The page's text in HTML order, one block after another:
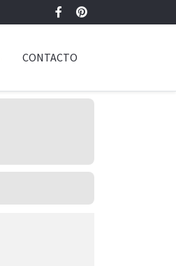
CONTACTO